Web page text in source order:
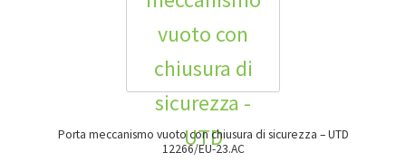
Porta meccanismo vuoto con chiusura di sicurezza – UTD
12266/EU-23.AC